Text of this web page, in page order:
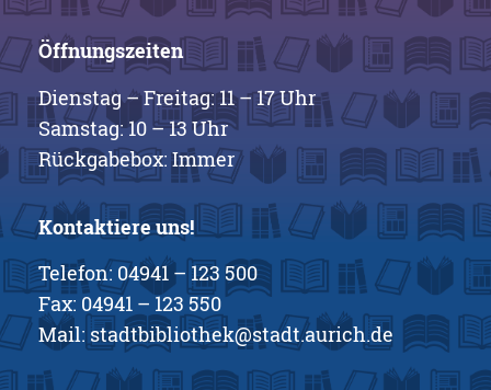
Öffnungszeiten
Dienstag – Freitag: 11 – 17 Uhr
Samstag: 10 – 13 Uhr
Rückgabebox: Immer
Kontaktiere uns!
Telefon: 04941 – 123 500
Fax: 04941 – 123 550
Mail: stadtbibliothek@stadt.aurich.de